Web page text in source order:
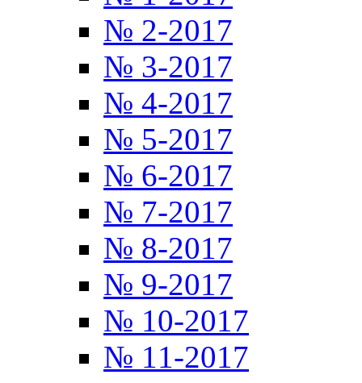
№ 2-2017
№ 3-2017
№ 4-2017
№ 5-2017
№ 6-2017
№ 7-2017
№ 8-2017
№ 9-2017
№ 10-2017
№ 11-2017